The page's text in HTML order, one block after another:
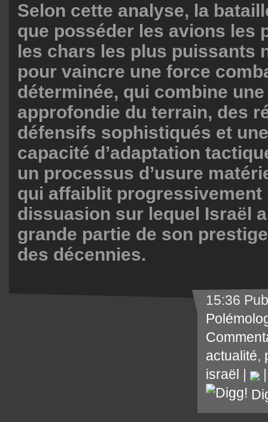
Selon cette analyse, la
que posséder les avions les
les chars les plus puissants
pour vaincre une force
déterminée, qui combine
approfondie du terrain, des
défensifs sophistiqués et
capacité d’adaptation
un processus d’usure
qui affaiblit progressivement
dissuasion sur lequel Israël
grande partie de son
des décennies.
15:36
actualité,
israël